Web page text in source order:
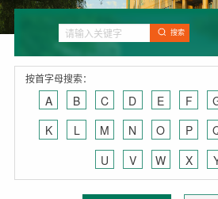
搜索
按首字母搜索：
A B C D E F
K
L M N O P
U
V W X